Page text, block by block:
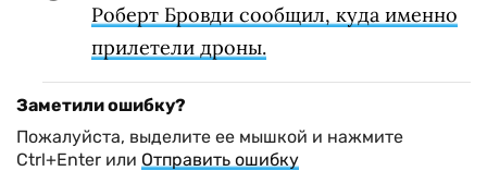
Роберт Бровди сообщил, куда именно
прилетели дроны.
Заметили ошибку?
Пожалуйста, выделите ее мышкой и нажмите
Ctrl+Enter или Отправить ошибку